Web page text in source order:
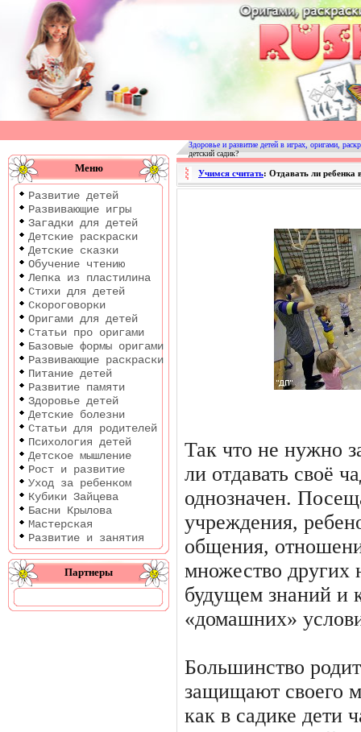
Оригами
|
Раскраски
Развитие
детей
Меню
Развитие детей
Развивающие игры
Загадки для детей
Детские раскраски
Детские сказки
Обучение чтению
Лепка из пластилина
Стихи для детей
Скороговорки
Оригами для детей
Статьи про оригами
Базовые формы оригами
Развивающие раскраски
Питание детей
Развитие памяти
Здоровье детей
Детские болезни
Статьи для родителей
Психология детей
Детское мышление
Рост и развитие
Уход за ребенком
Кубики Зайцева
Басни Крылова
Мастерская
Развитие и занятия
Партнеры
Здоровье и развитие детей в играх, оригами,
детский садик?
Учимся считать: Отдавать ли ребенка
Так что не нужно
ли отдавать своё
однозначен.
учреждения,
общения,
множество других
будущем знаний и
«домашних»
Большинство
защищают своего
как в садике дети